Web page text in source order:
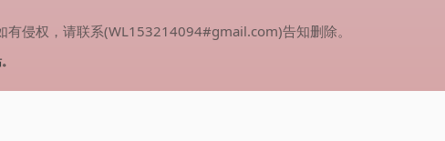
侵权，请联系(WL153214094#gmail.com)告知删除。